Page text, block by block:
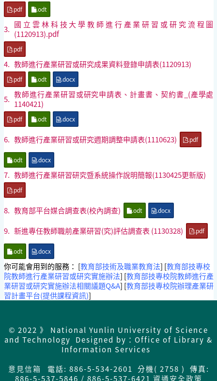
.pdf .odt
3. 國立雲林科技大學教師進行產業研習或研究流程圖
(1120913).pdf
.pdf
4. 教師進行產業研習或研究成果資料登錄申請表(1120913)
.pdf .odt .docx
5. 教師進行產業研習或研究申請表、計畫書、契約書_(產學處
1140421)
.pdf .odt .docx
6. 教師進行產業研習或研究週期調整申請表(1110623) .pdf
.odt .docx
7. 教師進行產業研習研究暨系統操作說明簡報(1130425更新版)
.pdf
8. 教育部平台媒合調查表(校內調查) .odt .docx
9. 新進專任教師職前產業研習(究)評估調查表 (1130328) .pdf
.odt .docx
你可能會用到的服務： [教育部技術及職業教育法] [教育部技專校
院教師進行產業研習或研究實施辦法] [教育部技專校院教師進行產
業研習或研究實施辦法相關議題Q&A] [教育部技專校院辦理產業研
習計畫平台(提供課程資訊)]
© 2022 》 National Yunlin University of Science
and Technology Designed by：Office of Library &
Information Services
意見信箱
電話: 886-5-534-2601 分機( 2758 ) 傳真:
886-5-537-5846 / 886-5-537-6421 資通安全政策